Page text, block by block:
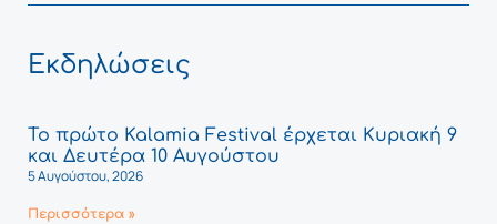
Εκδηλώσεις
Το πρώτο Kalamia Festival έρχεται Κυριακή 9
και Δευτέρα 10 Αυγούστου
5 Αυγούστου, 2026
Περισσότερα »